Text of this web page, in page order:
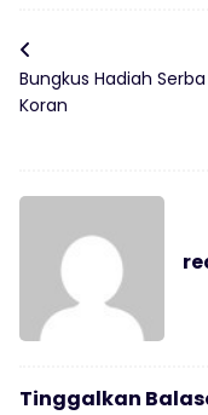
Bungkus Hadiah Serba
Koran
Tinggalkan